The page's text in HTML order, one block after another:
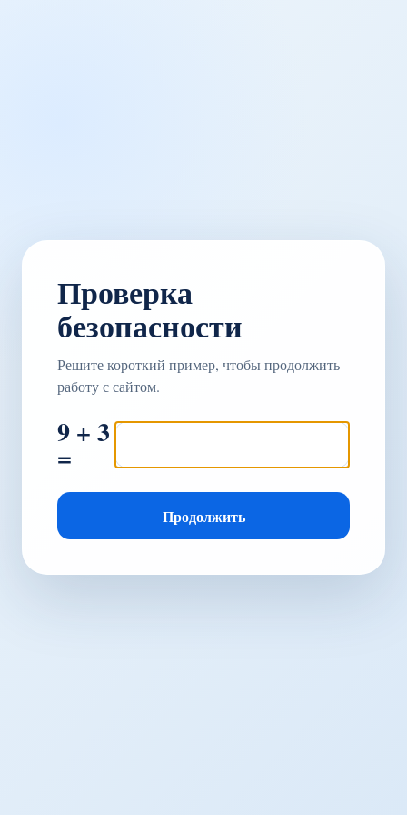
Проверка
безопасности
Решите короткий пример, чтобы продолжить
работу с сайтом.
9 + 3
=
Продолжить